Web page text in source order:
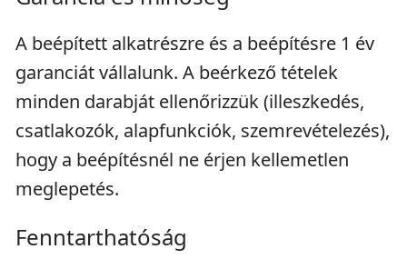
A beépített alkatrészre és a beépítésre 1 év
garanciát vállalunk. A beérkező tételek
minden darabját ellenőrizzük (illeszkedés,
csatlakozók, alapfunkciók, szemrevételezés),
hogy a beépítésnél ne érjen kellemetlen
meglepetés.
Fenntarthatóság